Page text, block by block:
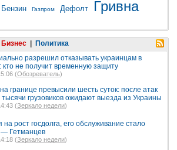
Бензин Газпром Дефолт Гривна
Бизнес
Политика
разрешил отказывать украинцам в
не получит временную защиту
(Обозреватель)
границе превысили шесть суток: после атак
грузовиков ожидают выезда из Украины
(Зеркало недели)
на рост госдолга, его обслуживание стало
Гетманцев
(Зеркало недели)